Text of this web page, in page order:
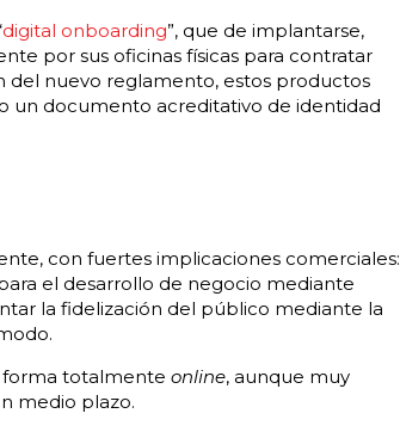
digital onboarding”, que de implantarse,
por sus oficinas físicas para contratar
del nuevo reglamento, estos productos
un documento acreditativo de identidad
con fuertes implicaciones comerciales:
el desarrollo de negocio mediante
la fidelización del público mediante la
forma totalmente online, aunque muy
medio plazo.